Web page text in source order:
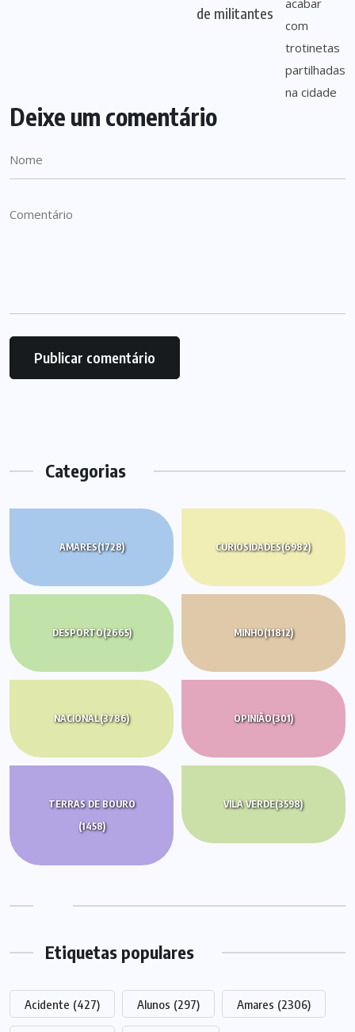
de militantes
Deixe um comentário
Categorias
AMARES(1728) CURIOSIDADES(6982)
DESPORTO(2665) MINHO(11812)
NACIONAL(3786) OPINIÃO(301)
TERRAS DE BOURO
(1458)
VILA VERDE(3598)
Etiquetas populares
Acidente (427) Alunos (297) Amares (2306)